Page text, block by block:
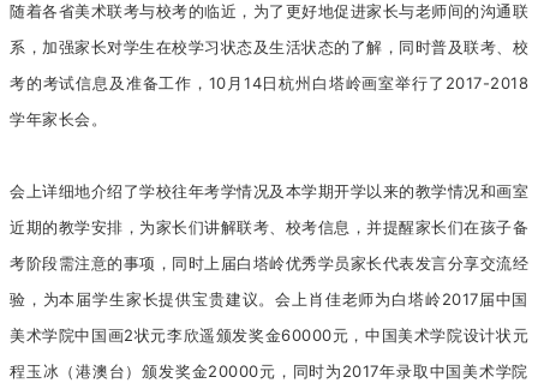
随着各省美术联考与校考的临近，为了更好地促进家长与老师间的沟通联
系，加强家长对学生在校学习状态及生活状态的了解，同时普及联考、校
考的考试信息及准备工作，10月14日杭州白塔岭画室举行了2017-2018
学年家长会。
会上详细地介绍了学校往年考学情况及本学期开学以来的教学情况和画室
近期的教学安排，为家长们讲解联考、校考信息，并提醒家长们在孩子备
考阶段需注意的事项，同时上届白塔岭优秀学员家长代表发言分享交流经
验，为本届学生家长提供宝贵建议。会上肖佳老师为白塔岭2017届中国
美术学院中国画2状元李欣遥颁发奖金60000元，中国美术学院设计状元
程玉冰（港澳台）颁发奖金20000元，同时为2017年录取中国美术学院